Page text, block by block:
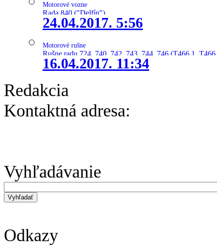
Motorové vozne
Rada 840 ("Delfín")
24.04.2017. 5:56
Motorové rušne
Rušne radu 724, 740, 742, 743, 744, 746 (T466.1,
16.04.2017. 11:34
Redakcia
Kontaktná adresa:
Vyhľadávanie
Odkazy